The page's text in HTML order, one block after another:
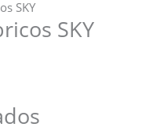
SKY
SKY